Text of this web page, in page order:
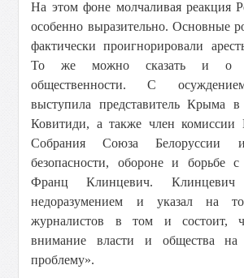
На этом фоне молчаливая реакция
особенно выразительно. Основные
фактически проигнорировали
То же можно сказать и о
общественности. С
выступила представитель
Ковитиди, а также член комиссии
Собрания Союза
безопасности, обороне и борьбе с
Франц Клинцевич. Клинцевич
недоразумением и указал на
журналистов в том и состоит,
внимание власти и общества
проблему».